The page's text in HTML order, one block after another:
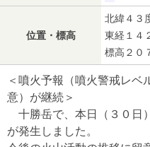
位置・標高
北緯４３
東経１４
標高２０
＜噴火予報（噴火警戒レベ
意）が継続＞
十勝岳で、本日（３０日
が発生しました。